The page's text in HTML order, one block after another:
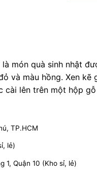
món quà sinh nhật
và màu hồng. Xen
lên trên một hộp
TP.HCM
lẻ)
1, Quận 10 (Kho sỉ, lẻ)